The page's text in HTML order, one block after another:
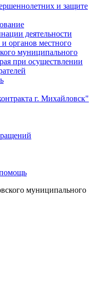
и защите
деятельности
органов местного
муниципального
при осуществлении
г. Михайловск"
муниципального